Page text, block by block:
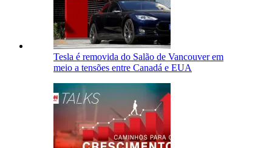
Tesla é removida do Salão de Vancouver em
meio a tensões entre Canadá e EUA